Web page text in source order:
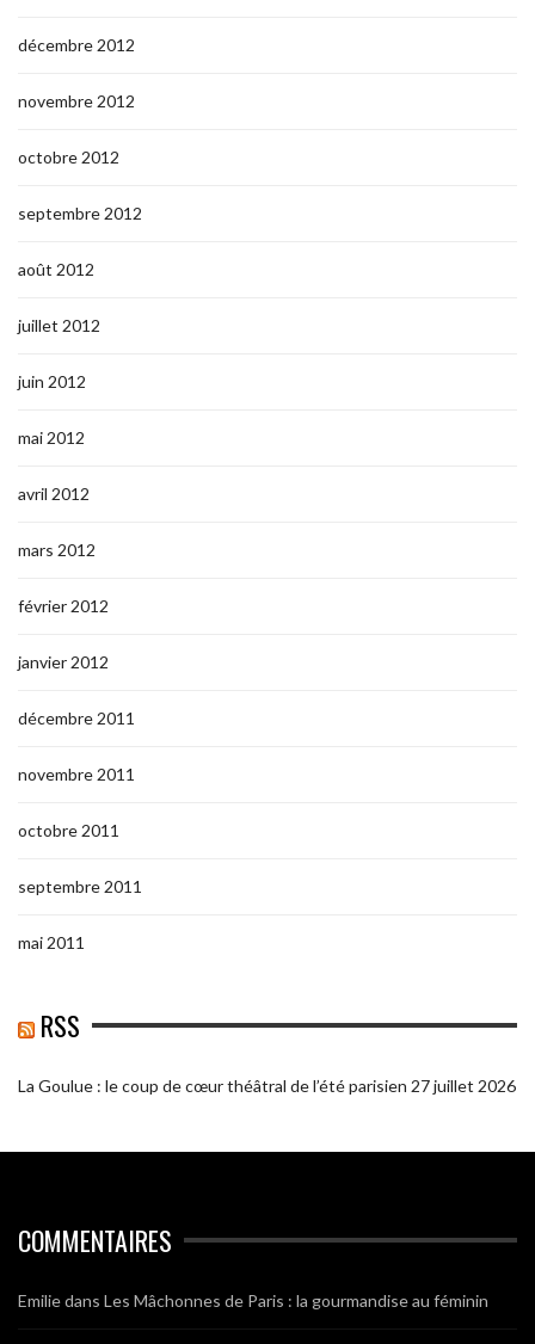
décembre 2012
novembre 2012
octobre 2012
septembre 2012
août 2012
juillet 2012
juin 2012
mai 2012
avril 2012
mars 2012
février 2012
janvier 2012
décembre 2011
novembre 2011
octobre 2011
septembre 2011
mai 2011
RSS
La Goulue : le coup de cœur théâtral de l’été parisien 27 juillet 2026
COMMENTAIRES
Emiliedans Les Mâchonnes de Paris : la gourmandise au féminin